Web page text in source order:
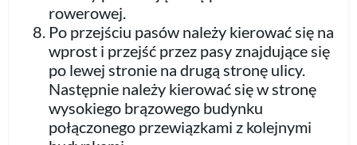
rowerowej.
Po przejściu pasów należy kierować się na
wprost i przejść przez pasy znajdujące się
po lewej stronie na drugą stronę ulicy.
Następnie należy kierować się w stronę
wysokiego brązowego budynku
połączonego przewiązkami z kolejnymi